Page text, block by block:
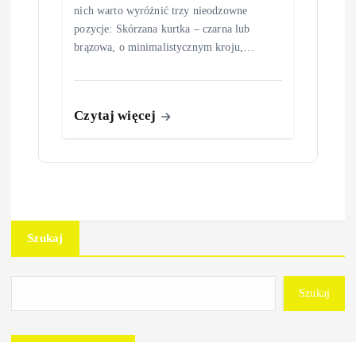
nich warto wyróżnić trzy nieodzowne
pozycje: Skórzana kurtka – czarna lub
brązowa, o minimalistycznym kroju,…
Czytaj więcej
Szukaj
Szukaj